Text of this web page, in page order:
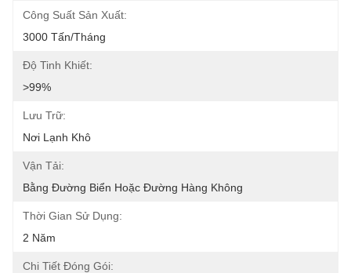
Công Suất Sản Xuất:
3000 Tấn/tháng
Độ Tinh Khiết:
>99%
Lưu Trữ:
Nơi Lạnh Khô
Vận Tải:
Bằng Đường Biển Hoặc Đường Hàng Không
Thời Gian Sử Dụng:
2 Năm
Chi Tiết Đóng Gói: